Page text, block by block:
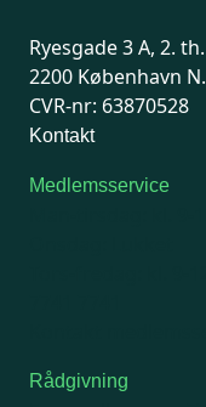
Ryesgade 3 A, 2. th.
2200 København N.
CVR-nr: 63870528
Kontakt
Medlemsservice
Rådgivning